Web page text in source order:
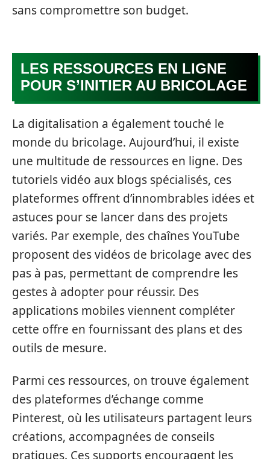
sans compromettre son budget.
LES RESSOURCES EN LIGNE
POUR S’INITIER AU BRICOLAGE
La digitalisation a également touché le
monde du bricolage. Aujourd’hui, il existe
une multitude de ressources en ligne. Des
tutoriels vidéo aux blogs spécialisés, ces
plateformes offrent d’innombrables idées et
astuces pour se lancer dans des projets
variés. Par exemple, des chaînes YouTube
proposent des vidéos de bricolage avec des
pas à pas, permettant de comprendre les
gestes à adopter pour réussir. Des
applications mobiles viennent compléter
cette offre en fournissant des plans et des
outils de mesure.
Parmi ces ressources, on trouve également
des plateformes d’échange comme
Pinterest, où les utilisateurs partagent leurs
créations, accompagnées de conseils
pratiques. Ces supports encouragent les